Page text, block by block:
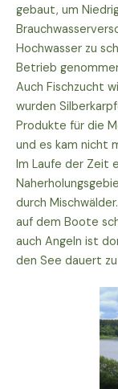
gebaut, um
Hochwasser zu
Betrieb
Auch Fischzucht
wurden
Produkte für die
und es kam nicht
Im Laufe der Zeit
durch
auf dem Boote
auch Angeln ist
den See dauert